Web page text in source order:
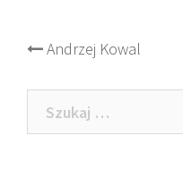
Post
navigation
Andrzej Kowal
Szukaj: